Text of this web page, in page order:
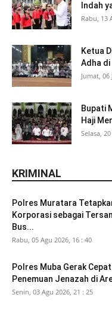
Indah
Rabu, 13
Ketua
Adha
Jumat, 06
Bupati
Haji
Selasa,
KRIMINAL
Polres Muratara
Korporasi sebagai
Bus...
Rabu, 05 Agu 2026, 16 : 40
Polres Muba Gerak
Penemuan Jenazah di
Senin, 03 Agu 2026, 21 : 25